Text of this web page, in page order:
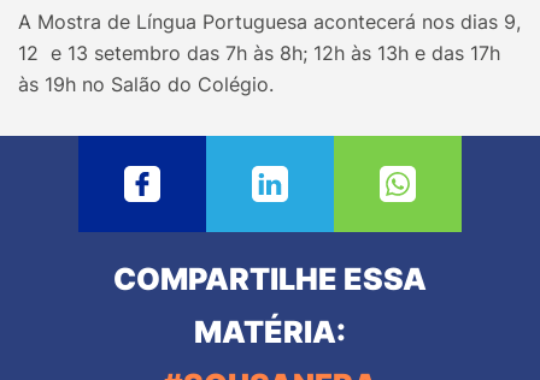
A Mostra de Língua Portuguesa acontecerá nos dias 9,
12 e 13 setembro das 7h às 8h; 12h às 13h e das 17h
às 19h no Salão do Colégio.
COMPARTILHE ESSA
MATÉRIA: